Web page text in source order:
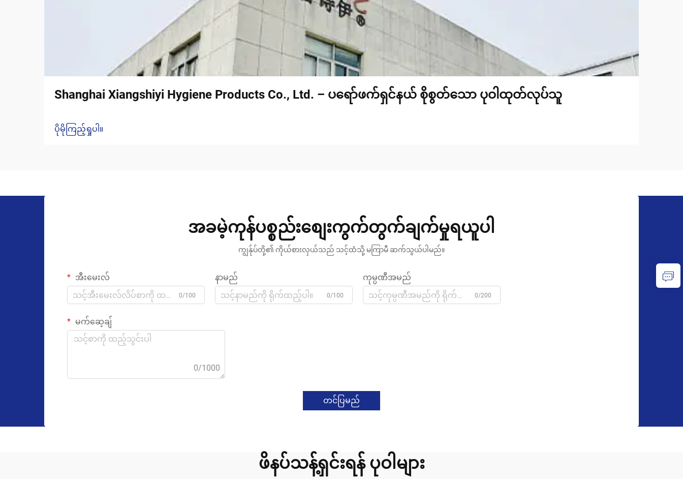
Shanghai Xiangshiyi Hygiene Products Co., Ltd. – ပရော်ဖက်ရှင်နယ် စိုစွတ်သော ပုဝါထုတ်လုပ်သူ
ပိုမိုကြည့်ရှုပါ။
အခမဲ့ကုန်ပစ္စည်းစျေးကွက်တွက်ချက်မှုရယူပါ
ကျွန်ုပ်တို့၏ ကိုယ်စားလှယ်သည် သင့်ထံသို့ မကြာမီ ဆက်သွယ်ပါမည်။
အီးမေးလ်
0/100
နာမည်
0/100
ကုမ္ပဏီအမည်
0/200
မက်ဆေ့ချ်
0/1000
တင်ပြမည်
ဖိနပ်သန့်ရှင်းရန် ပုဝါများ